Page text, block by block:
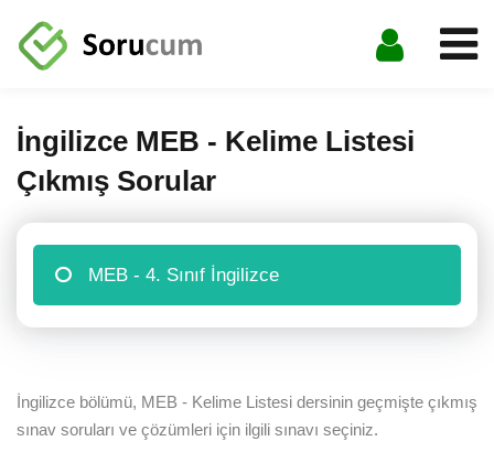
İngilizce MEB - Kelime Listesi
Çıkmış Sorular
MEB - 4. Sınıf İngilizce
İngilizce bölümü, MEB - Kelime Listesi dersinin geçmişte çıkmış
sınav soruları ve çözümleri için ilgili sınavı seçiniz.
Sign in
DonÃ–Â³Ã‚Â¢Ã—â€™Ã¢â‚¬Å¡Ã‚Â¬Ã—â€™Ã¢â‚¬žÃ‚Â¢t
have an account?
Remember me Lost your password?